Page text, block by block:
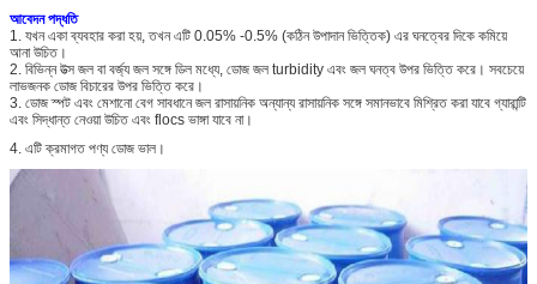
আবেদন পদ্ধতি
1. যখন একা ব্যবহার করা হয়, তখন এটি 0.05% -0.5% (কঠিন উপাদান ভিত্তিক) এর ঘনত্বের দিকে কমিয়ে
আনা উচিত।
2. বিভিন্ন উত্স জল বা বর্জ্য জল সঙ্গে ডিল মধ্যে, ডোজ জল turbidity এবং জল ঘনত্ব উপর ভিত্তি করে। সবচেয়ে
লাভজনক ডোজ বিচারের উপর ভিত্তি করে।
3. ডোজ স্পট এবং মেশানো বেগ সাবধানে জল রাসায়নিক অন্যান্য রাসায়নিক সঙ্গে সমানভাবে মিশ্রিত করা যাবে গ্যারান্টি
এবং সিদ্ধান্ত নেওয়া উচিত এবং flocs ভাঙ্গা যাবে না।
4. এটি ক্রমাগত পণ্য ডোজ ভাল।